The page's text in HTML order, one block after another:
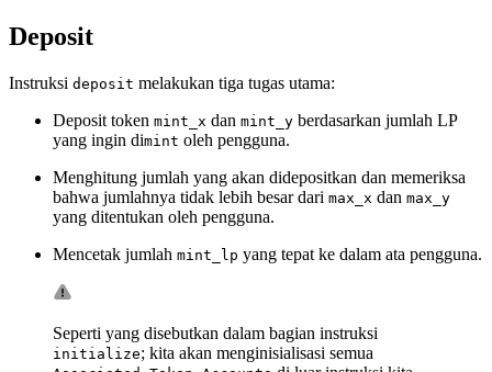
Deposit
Instruksi deposit melakukan tiga tugas utama:
Deposit token mint_x dan mint_y berdasarkan jumlah LP
yang ingin dimint oleh pengguna.
Menghitung jumlah yang akan didepositkan dan memeriksa
bahwa jumlahnya tidak lebih besar dari max_x dan max_y
yang ditentukan oleh pengguna.
Mencetak jumlah mint_lp yang tepat ke dalam ata pengguna.
Seperti yang disebutkan dalam bagian instruksi
initialize; kita akan menginisialisasi semua